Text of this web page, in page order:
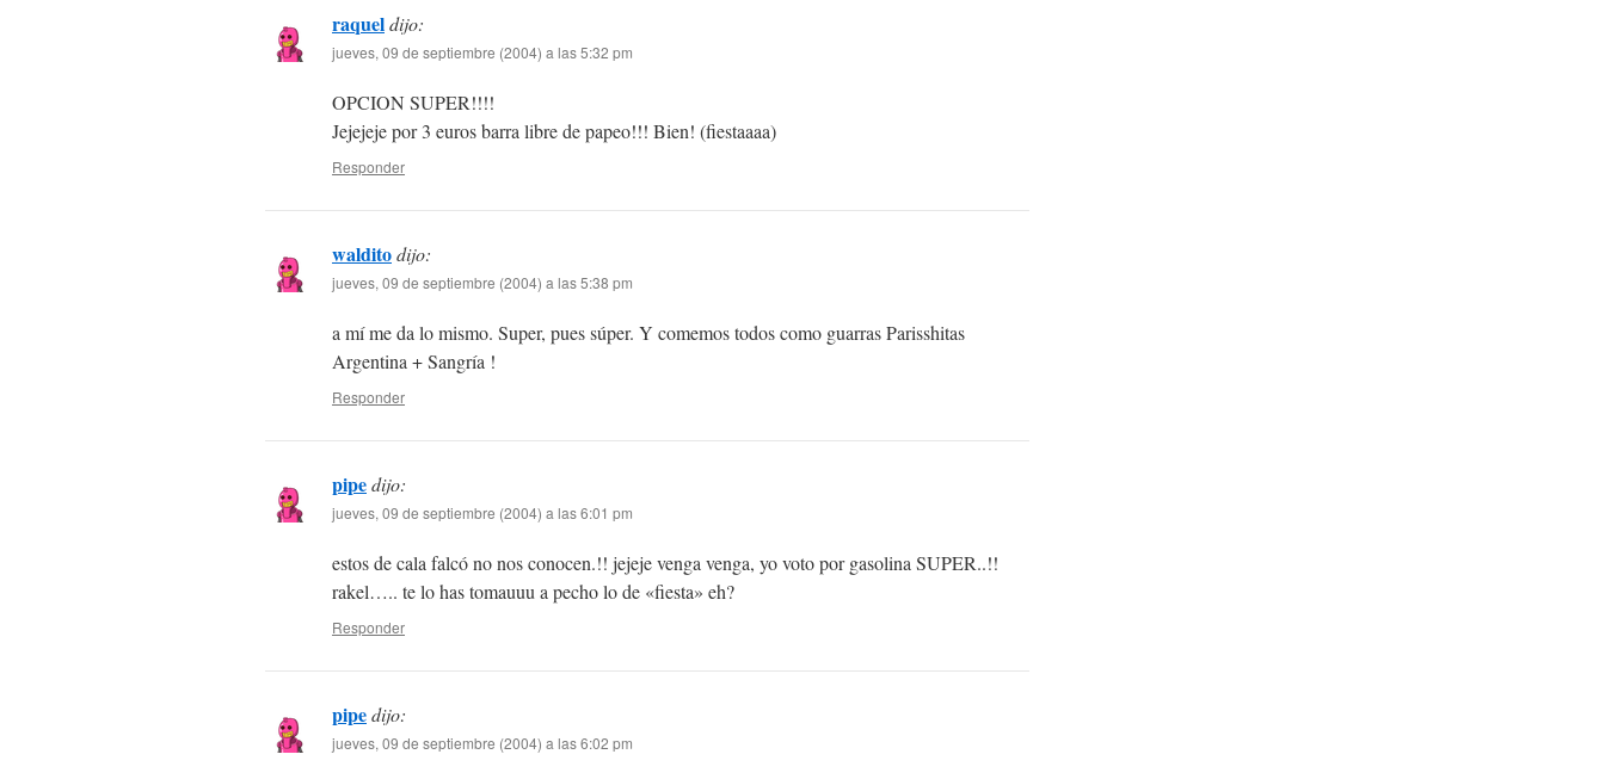
raqueldijo:
jueves, 09 de septiembre (2004) a las 5:32 pm
OPCION SUPER!!!!
Jejejeje por 3 euros barra libre de papeo!!! Bien! (fiestaaaa)
Responder
walditodijo:
jueves, 09 de septiembre (2004) a las 5:38 pm
a mí me da lo mismo. Super, pues súper. Y comemos todos como guarras Parisshitas
Argentina + Sangría !
Responder
pipedijo:
jueves, 09 de septiembre (2004) a las 6:01 pm
estos de cala falcó no nos conocen.!! jejeje venga venga, yo voto por gasolina SUPER..!!
rakel….. te lo has tomauuu a pecho lo de «fiesta» eh?
Responder
pipedijo:
jueves, 09 de septiembre (2004) a las 6:02 pm